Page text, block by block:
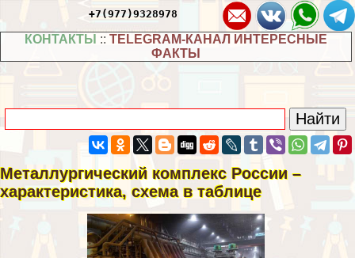
+7(977)9328978
КОНТАКТЫ :: TELEGRAM-КАНАЛ ИНТЕРЕСНЫЕ
ФАКТЫ
Металлургический комплекс России –
хаpaктеристика, схема в таблице